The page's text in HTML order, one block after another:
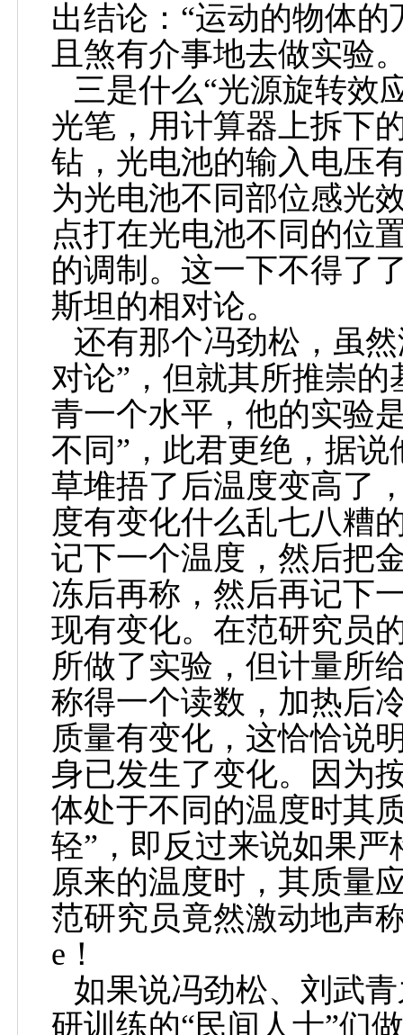
出结论：“运动的物体
且煞有介事地去做实验
三是什么“光源旋转效
光笔，用计算器上拆下
钻，光电池的输入电压
为光电池不同部位感光
点打在光电池不同的位
的调制。这一下不得了
斯坦的相对论。
还有那个冯劲松，虽
对论”，但就其所推崇
青一个水平，他的实验
不同”，此君更绝，据
草堆捂了后温度变高了
度有变化什么乱七八糟
记下一个温度，然后把
冻后再称，然后再记下
现有变化。在范研究员
所做了实验，但计量所
称得一个读数，加热后
质量有变化，这恰恰说
身已发生了变化。因为
体处于不同的温度时其
轻”，即反过来说如果
原来的温度时，其质量
范研究员竟然激动地声
e ！
如果说冯劲松、刘武
研训练的“民间人士”们